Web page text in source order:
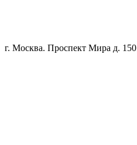
г. Москва. Проспект Мира д. 150